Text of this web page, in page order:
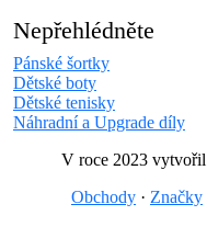
Nepřehlédněte
Pánské šortky
Dětské boty
Dětské tenisky
Náhradní a Upgrade díly
V roce 2023 vytvořil
Obchody · Značky